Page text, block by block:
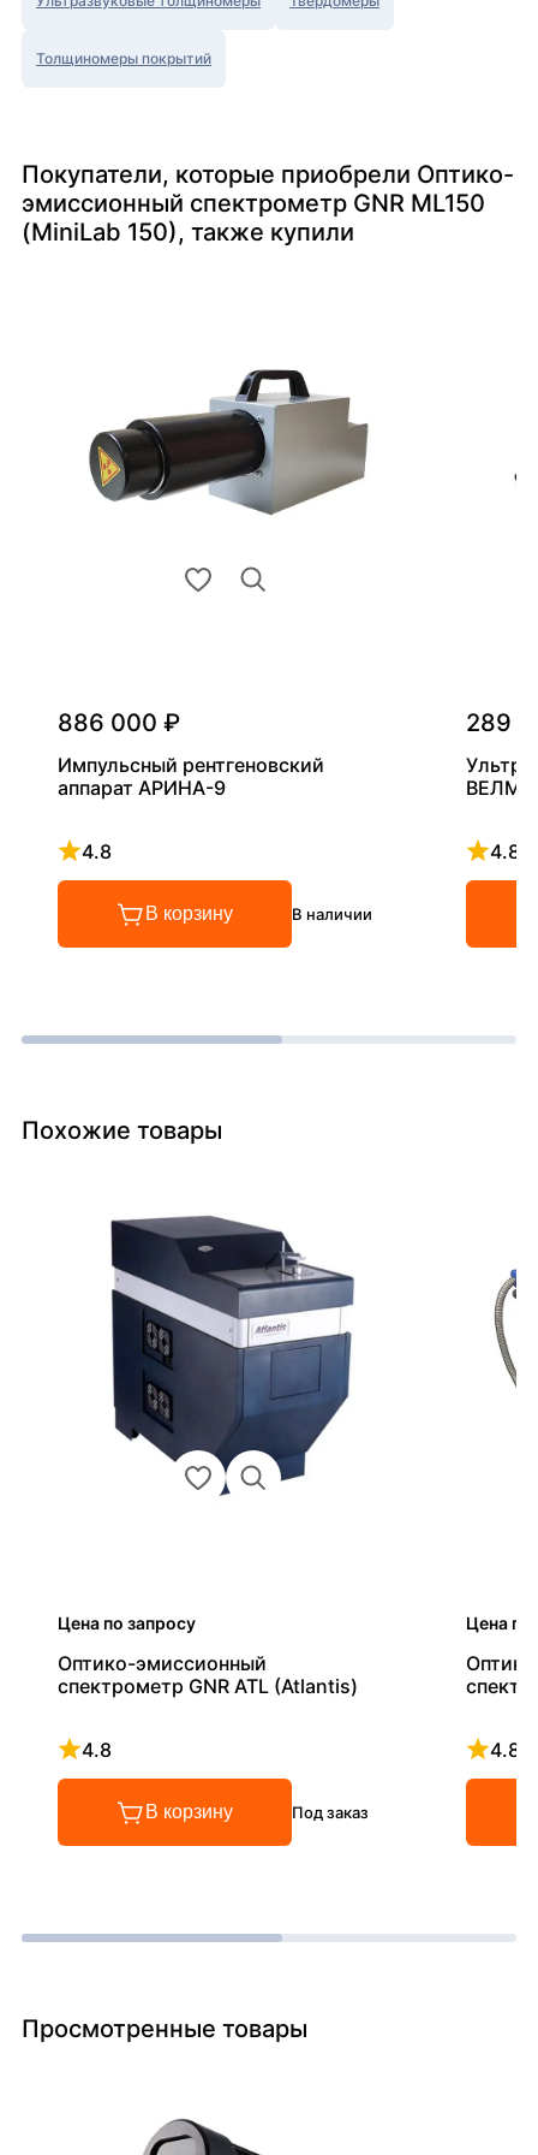
Толщиномеры покрытий
Покупатели, которые приобрели Оптико-
эмиссионный спектрометр GNR ML150
(MiniLab 150), также купили
886 000 ₽
Импульсный рентгеновский
аппарат АРИНА-9
4.8
Рейтинг 4.8 из 5
В корзину В наличии
289
4.8
Похожие товары
Цена по запросу
Оптико-эмиссионный
спектрометр GNR ATL (Atlantis)
4.8
Рейтинг 4.8 из 5
В корзину Под заказ
Цена по
4.8
Просмотренные товары